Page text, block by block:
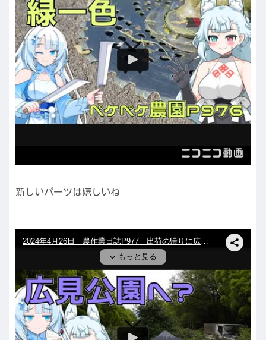
新しいパーツは嬉しいね